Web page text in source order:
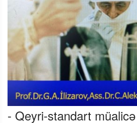
- Qeyri-standart müalicə